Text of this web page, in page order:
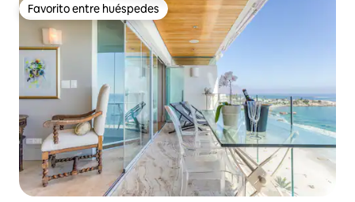
Favorito entre huéspedes
Favorito entre huéspedes